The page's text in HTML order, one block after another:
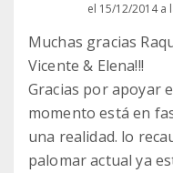
el 15/12/2014 a
Muchas gracias
Vicente & Elena!!!
Gracias por apoyar
momento está en
una realidad. lo
palomar actual ya